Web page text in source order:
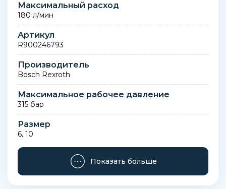
Максимальный расход
180 л/мин
Артикул
R900246793
Производитель
Bosch Rexroth
Максимальное рабочее давление
315 бар
Размер
6, 10
Заказать
Показать больше